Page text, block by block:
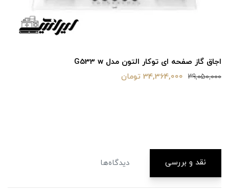
نقد و بررسی دیدگاه‌ها